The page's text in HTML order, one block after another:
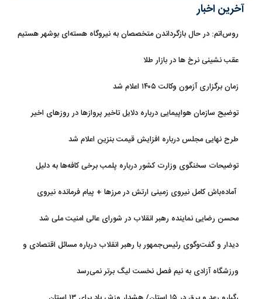
آخرین اخبار
روس‌اتم: در حال بازگرداندن متخصصان به نیروگاه هسته‌ای بوشهر هستیم
عقب نشینی نرخ ها در بازار طلا
زمان برگزاری آزمون وکالت ۱۴۰۵ اعلام شد
توضیح سازمان هواپیمایی درباره دلایل تاخیر پروازها در روزهای اخیر
طرح نهایی مجلس درباره افزایش قیمت بنزین اعلام شد
توضیحات سخنگوی وزارت کشور درباره پلمب برخی کافه‌ها به دلیل
آماده‌باش کامل نیروی زمینی ارتش در مرزها + پیام فرمانده نیروی
محسن رضایی نماینده رهبر انقلاب در شورای عالی امنیت ملی شد
دیدار و گفت‌وگوی رئیس‌جمهور با رهبر انقلاب درباره مسائل اقتصادی و
ورزشگاه آزادی به نیم فصل نخست لیگ برتر نمی‌رسد